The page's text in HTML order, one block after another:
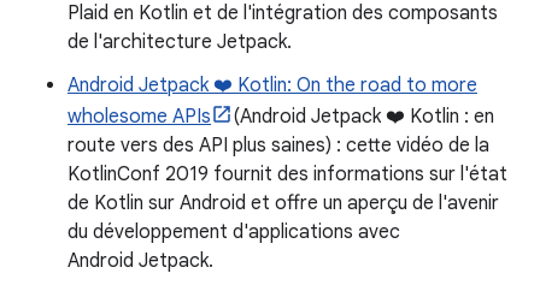
Plaid en Kotlin et de l'intégration des composants
de l'architecture Jetpack.
Android Jetpack ❤️ Kotlin: On the road to more
wholesome APIs
(Android Jetpack ❤️ Kotlin : en
route vers des API plus saines) : cette vidéo de la
KotlinConf 2019 fournit des informations sur l'état
de Kotlin sur Android et offre un aperçu de l'avenir
du développement d'applications avec
Android Jetpack.